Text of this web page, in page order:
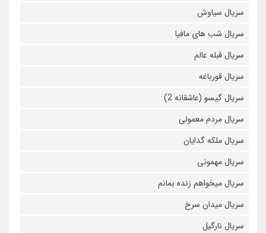
سریال سیاوش
سریال شب های مافیا
سریال قبله عالم
سریال قورباغه
سریال گیسو (عاشقانه 2)
سریال مردم معمولی
سریال ملکه گدایان
سریال مهمونی
سریال میخواهم زنده بمانم
سریال میدان سرخ
سریال نارگیل